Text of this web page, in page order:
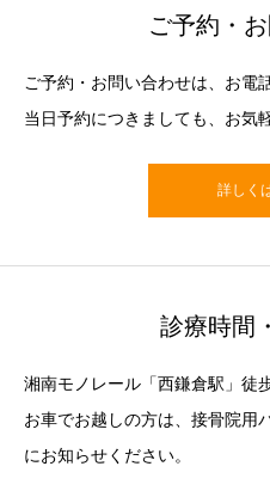
ご予約・
ご予約・お問い合わせは、お電
当日予約につきましても、お気
詳しく
診療時間
湘南モノレール「西鎌倉駅」徒
お車でお越しの方は、接骨院用
にお知らせください。